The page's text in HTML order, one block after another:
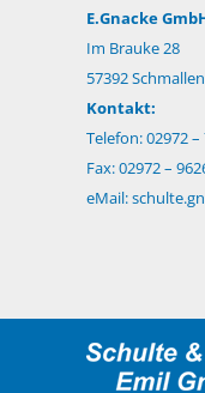
E.Gnacke
Im Brauke 28
57392
Kontakt:
Telefon: 02972 –
Fax: 02972 –
eMail: